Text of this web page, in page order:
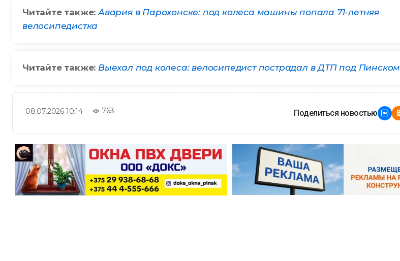
Читайте также: Авария в Парохонске: под колеса машины попала 71-летняя
велосипедистка
Читайте также: Выехал под колеса: велосипедист пострадал в ДТП под Пинском
08.07.2026 10:14 763 Поделиться новостью